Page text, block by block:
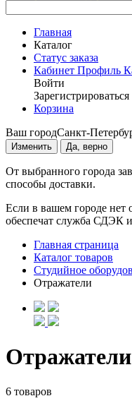
Главная
Каталог
Статус заказа
Кабинет Профиль
Войти
Зарегистрироваться
Корзина
Ваш городСанкт-
Изменить Да, верно
От выбранного города
способы доставки.
Если в вашем городе нет
обеспечат служба СДЭК
Главная страница
Каталог товаров
Студийное
Отражатели
Отражатели
6 товаров